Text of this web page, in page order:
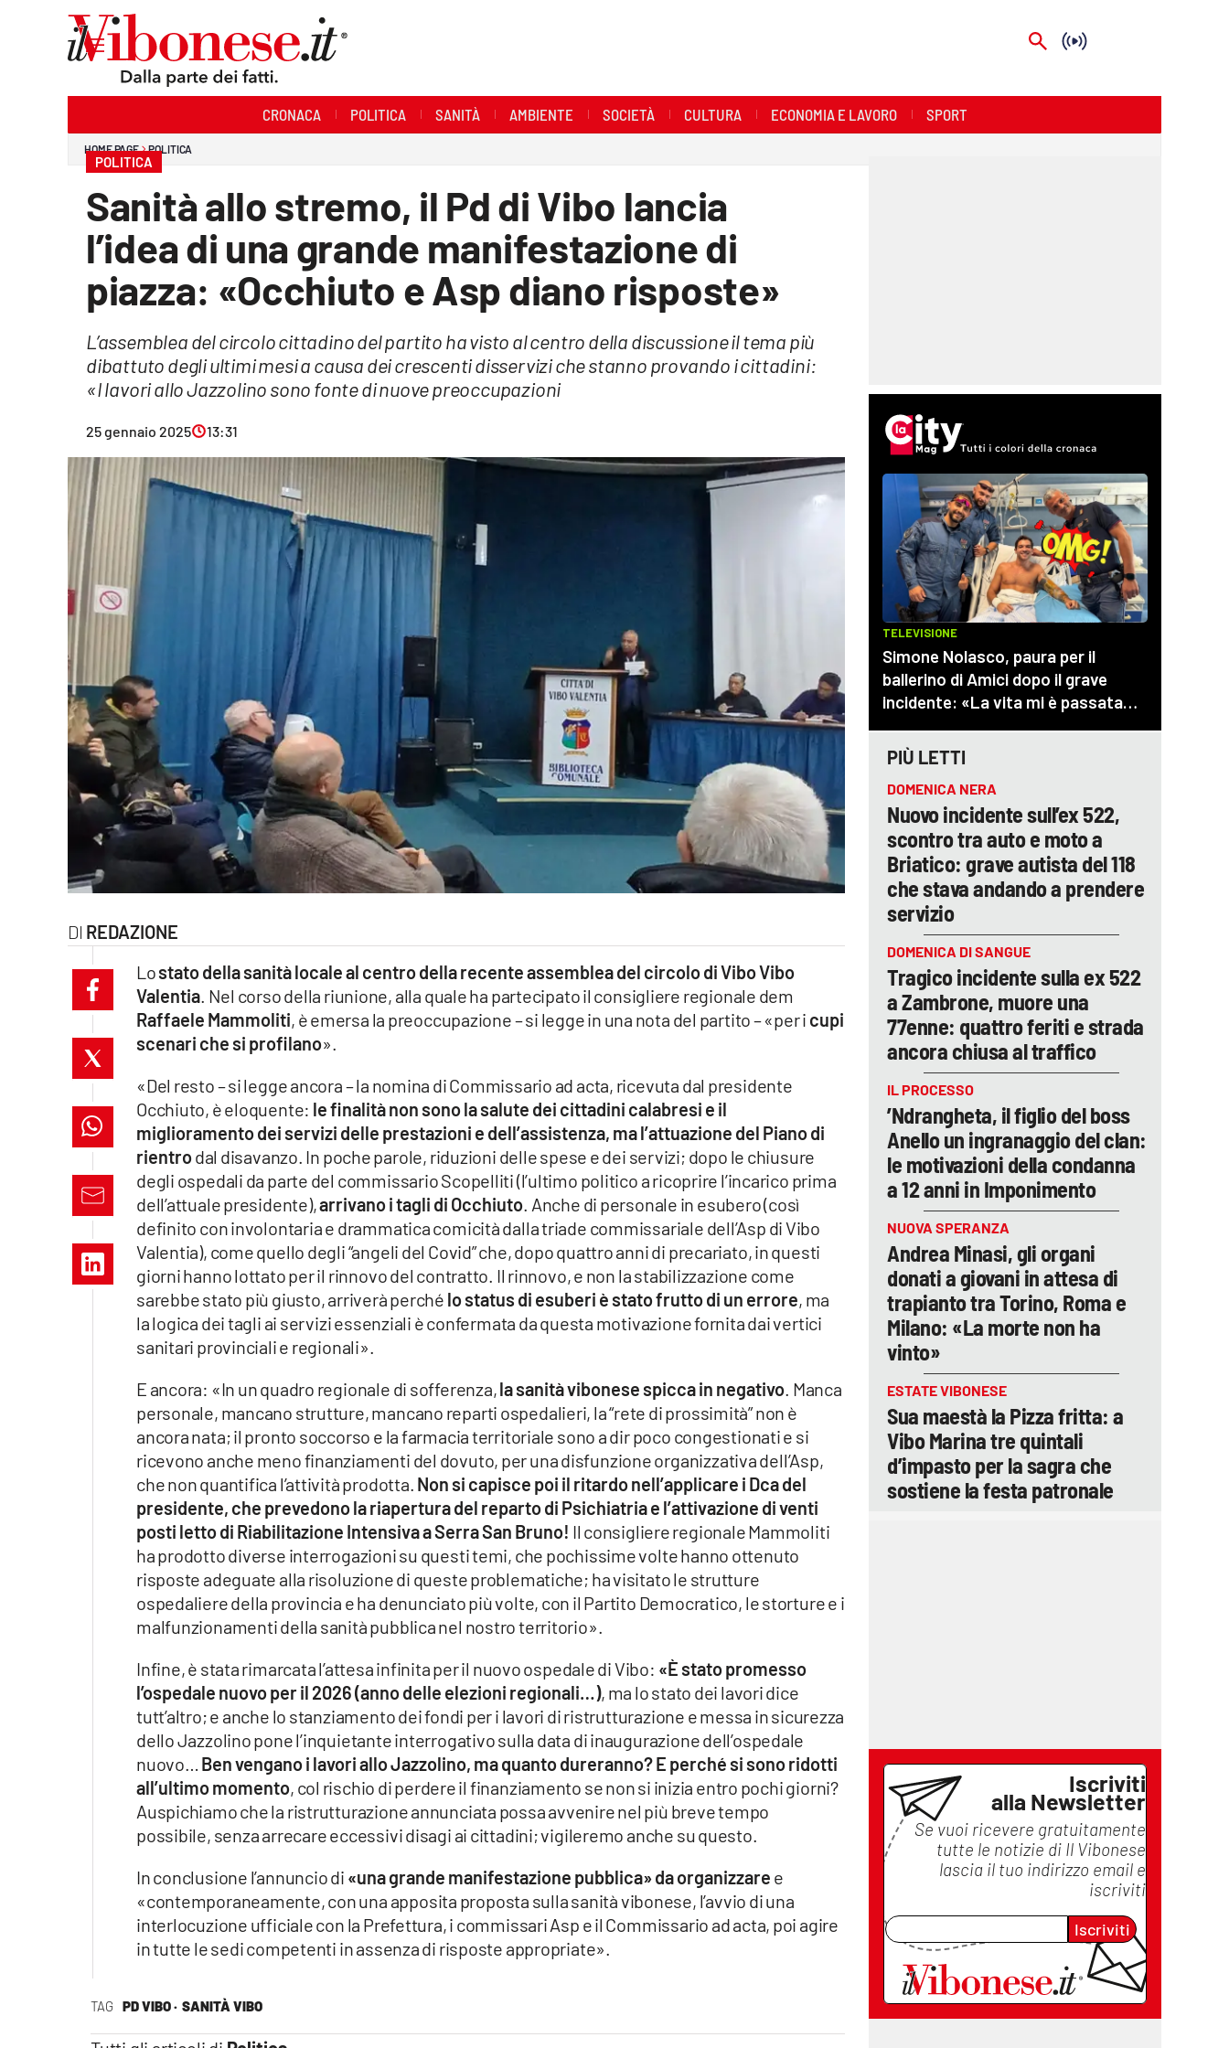
Economia e Lavoro
lacitymag.it
cosenzachannel.it
catanzarochannel.it
lacapitalenews.it
CRONACA POLITICA SANITÀ AMBIENTE SOCIETÀ CULTURA ECONOMIA E LAVORO SPORT
HOME PAGE POLITICA
POLITICA
Sanità allo stremo, il Pd di Vibo lancia
l’idea di una grande manifestazione di
piazza: «Occhiuto e Asp diano risposte»
L’assemblea del circolo cittadino del partito ha visto al centro della discussione il tema più
dibattuto degli ultimi mesi a causa dei crescenti disservizi che stanno provando i cittadini:
«I lavori allo Jazzolino sono fonte di nuove preoccupazioni
25 gennaio 2025 13:31
REDAZIONE
TAG PD VIBO · SANITÀ VIBO
Lostato della sanità locale al centro della recente assemblea del circolo di Vibo Vibo
Valentia. Nel corso della riunione, alla quale ha partecipato il consigliere regionale dem
Raffaele Mammoliti, è emersa la preoccupazione – si legge in una nota del partito – «per i cupi
scenari che si profilano».
«Del resto – si legge ancora – la nomina di Commissario ad acta, ricevuta dal presidente
Occhiuto, è eloquente: le finalità non sono la salute dei cittadini calabresi e il
miglioramento dei servizi delle prestazioni e dell’assistenza, ma l’attuazione del Piano di
rientrodal disavanzo. In poche parole, riduzioni delle spese e dei servizi; dopo le chiusure
degli ospedali da parte del commissario Scopelliti (l’ultimo politico a ricoprire l’incarico prima
dell’attuale presidente),arrivano i tagli di Occhiuto. Anche di personale in esubero (così
definito con involontaria e drammatica comicità dalla triade commissariale dell’Asp di Vibo
Valentia), come quello degli “angeli del Covid” che, dopo quattro anni di precariato, in questi
giorni hanno lottato per il rinnovo del contratto. Il rinnovo, e non la stabilizzazione come
sarebbe stato più giusto, arriverà perché lo status di esuberi è stato frutto di un errore, ma
la logica dei tagli ai servizi essenziali è confermata da questa motivazione fornita dai vertici
sanitari provinciali e regionali».
E ancora: «In un quadro regionale di sofferenza,la sanità vibonese spicca in negativo. Manca
personale, mancano strutture, mancano reparti ospedalieri, la “rete di prossimità” non è
ancora nata; il pronto soccorso e la farmacia territoriale sono a dir poco congestionati e si
ricevono anche meno finanziamenti del dovuto, per una disfunzione organizzativa dell’Asp,
che non quantifica l’attività prodotta. Non si capisce poi il ritardo nell’applicare i Dca del
presidente, che prevedono la riapertura del reparto di Psichiatria e l’attivazione di venti
posti letto di Riabilitazione Intensiva a Serra San Bruno! Il consigliere regionale Mammoliti
ha prodotto diverse interrogazioni su questi temi, che pochissime volte hanno ottenuto
risposte adeguate alla risoluzione di queste problematiche; ha visitato le strutture
ospedaliere della provincia e ha denunciato più volte, con il Partito Democratico, le storture e i
malfunzionamenti della sanità pubblica nel nostro territorio».
Infine, è stata rimarcata l’attesa infinita per il nuovo ospedale di Vibo: «È stato promesso
l’ospedale nuovo per il 2026 (anno delle elezioni regionali…), ma lo stato dei lavori dice
tutt’altro; e anche lo stanziamento dei fondi per i lavori di ristrutturazione e messa in sicurezza
dello Jazzolino pone l’inquietante interrogativo sulla data di inaugurazione dell’ospedale
nuovo…Ben vengano i lavori allo Jazzolino, ma quanto dureranno? E perché si sono ridotti
all’ultimo momento, col rischio di perdere il finanziamento se non si inizia entro pochi giorni?
Auspichiamo che la ristrutturazione annunciata possa avvenire nel più breve tempo
possibile, senza arrecare eccessivi disagi ai cittadini; vigileremo anche su questo.
In conclusione l’annuncio di «una grande manifestazione pubblica» da organizzare e
«contemporaneamente, con una apposita proposta sulla sanità vibonese, l’avvio di una
interlocuzione ufficiale con la Prefettura, i commissari Asp e il Commissario ad acta, poi agire
in tutte le sedi competenti in assenza di risposte appropriate».
PIÙ LETTI
DOMENICA NERA
Nuovo incidente sull’ex 522,
scontro tra auto e moto a
Briatico: grave autista del 118
che stava andando a prendere
servizio
DOMENICA DI SANGUE
Tragico incidente sulla ex 522
a Zambrone, muore una
77enne: quattro feriti e strada
ancora chiusa al traffico
IL PROCESSO
’Ndrangheta, il figlio del boss
Anello un ingranaggio del clan:
le motivazioni della condanna
a 12 anni in Imponimento
NUOVA SPERANZA
Andrea Minasi, gli organi
donati a giovani in attesa di
trapianto tra Torino, Roma e
Milano: «La morte non ha
vinto»
ESTATE VIBONESE
Sua maestà la Pizza fritta: a
Vibo Marina tre quintali
d’impasto per la sagra che
sostiene la festa patronale
Iscriviti
alla Newsletter
Se vuoi ricevere gratuitamente
tutte le notizie di Il Vibonese
lascia il tuo indirizzo email e
iscriviti
Iscriviti